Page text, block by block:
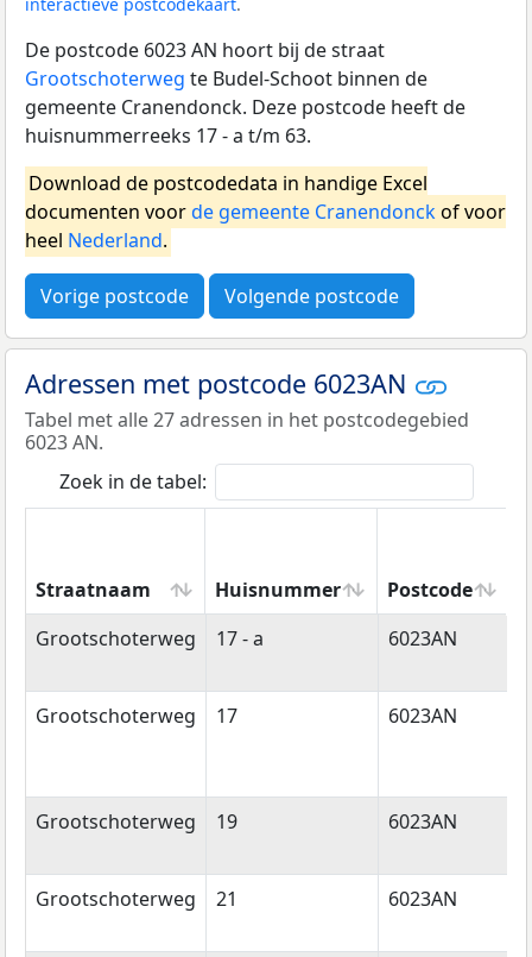
De postcode 6023 AN hoort bij de straat
Grootschoterweg te Budel-Schoot binnen de
gemeente Cranendonck. Deze postcode heeft de
huisnummerreeks 17 - a t/m 63.
Download de postcodedata in handige Excel
documenten voorde gemeente Cranendonckof voor
heel Nederland.
Vorige postcode Volgende postcode
Adressen met postcode 6023AN
Tabel met alle 27 adressen in het postcodegebied
6023 AN.
Zoek in de tabel:
Straatnaam Huisnummer Postcode
Straatnaam
Huisnummer Postcode
Grootschoterweg 17 - a 6023AN
Grootschoterweg 17 6023AN
Grootschoterweg 19 6023AN
Grootschoterweg 21 6023AN